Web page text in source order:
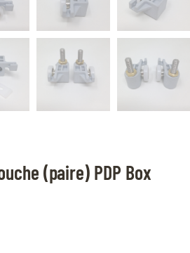
(paire) PDP Box